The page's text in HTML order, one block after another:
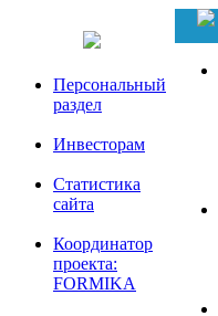
Персональный
раздел
Инвесторам
Статистика
сайта
Координатор
проекта:
FORMIKA